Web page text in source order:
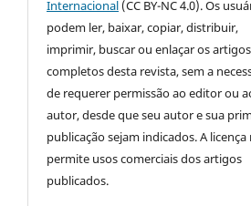
Internacional (CC BY-NC 4.0). Os
podem ler, baixar, copiar, distribuir,
imprimir, buscar ou enlaçar os artigos
completos desta revista, sem a
de requerer permissão ao editor ou
autor, desde que seu autor e sua
publicação sejam indicados. A licença
permite usos comerciais dos artigos
publicados.